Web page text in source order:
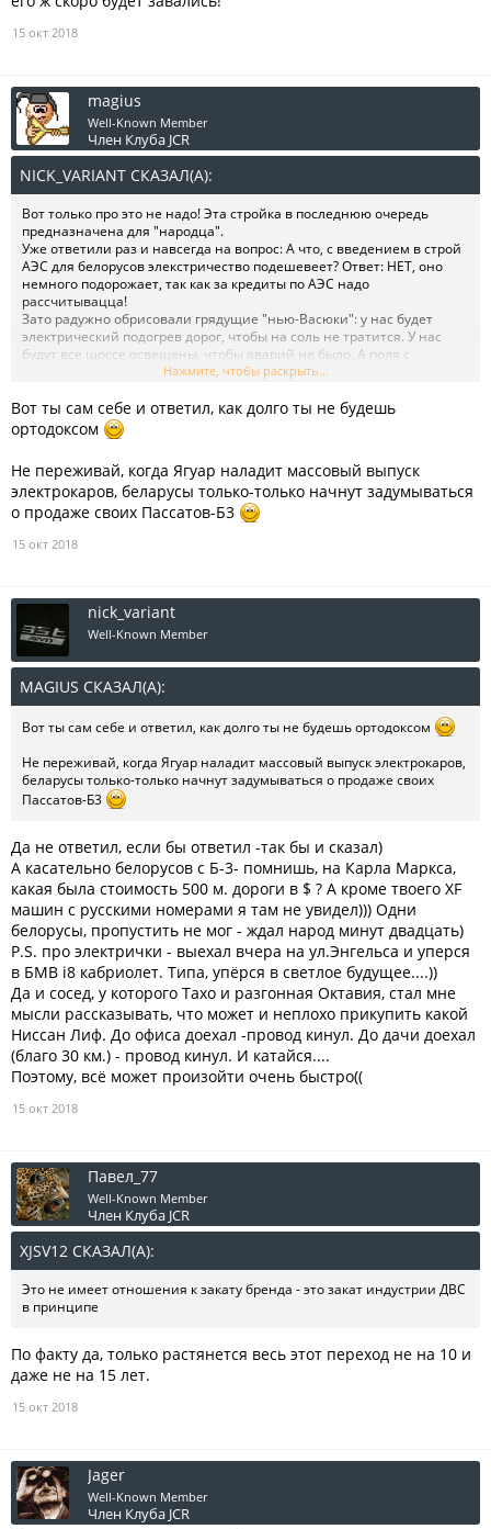
15 окт 2018
magius
Well-Known Member
Член Клуба JCR
NICK_VARIANT СКАЗАЛ(А):
Вот только про это не надо! Эта стройка в последнюю очередь
предназначена для "народца".
Уже ответили раз и навсегда на вопрос: А что, с введением в строй
АЭС для белорусов элекстричество подешевеет? Ответ: НЕТ, оно
немного подорожает, так как за кредиты по АЭС надо
рассчитывацца!
Зато радужно обрисовали грядущие "нью-Васюки": у нас будет
электрический подогрев дорог, чтобы на соль не тратится. У нас
будут все щоссе освещены, чтобы аварий не было. А поля с
картофелем будут бороздить электрические "Беларусы"-
круглосуточно, ведь роботу не нужен свет, не нужен отдых. Только
лепиздричество ему давай. А его ж скоро будет завались!
Нажмите, чтобы раскрыть...
Вот ты сам себе и ответил, как долго ты не будешь
ортодоксом
Не переживай, когда Ягуар наладит массовый выпуск
электрокаров, беларусы только-только начнут задумываться
о продаже своих Пассатов-Б3
15 окт 2018
nick_variant
Well-Known Member
MAGIUS СКАЗАЛ(А):
Вот ты сам себе и ответил, как долго ты не будешь ортодоксом
Не переживай, когда Ягуар наладит массовый выпуск электрокаров,
беларусы только-только начнут задумываться о продаже своих
Пассатов-Б3
Да не ответил, если бы ответил -так бы и сказал)
А касательно белорусов с Б-3- помнишь, на Карла Маркса,
какая была стоимость 500 м. дороги в $ ? А кроме твоего XF
машин с русскими номерами я там не увидел))) Одни
белорусы, пропустить не мог - ждал народ минут двадцать)
P.S. про электрички - выехал вчера на ул.Энгельса и уперся
в БМВ i8 кабриолет. Типа, упёрся в светлое будущее....))
Да и сосед, у которого Тахо и разгонная Октавия, стал мне
мысли рассказывать, что может и неплохо прикупить какой
Ниссан Лиф. До офиса доехал -провод кинул. До дачи доехал
(благо 30 км.) - провод кинул. И катайся....
Поэтому, всё может произойти очень быстро((
15 окт 2018
Павел_77
Well-Known Member
Член Клуба JCR
XJSV12 СКАЗАЛ(А):
Это не имеет отношения к закату бренда - это закат индустрии ДВС
в принципе
По факту да, только растянется весь этот переход не на 10 и
даже не на 15 лет.
15 окт 2018
Jager
Well-Known Member
Член Клуба JCR